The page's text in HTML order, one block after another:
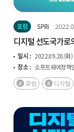
포럼 SPRi
디지털 선도국가로
일시 : 2022.09.20.(화
장소 : 소프트웨어정책
포럼
디지털